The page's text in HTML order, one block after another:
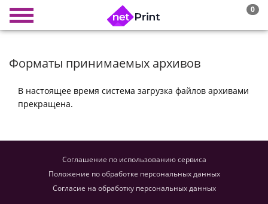
0
Форматы принимаемых архивов
В настоящее время система загрузка файлов архивами
прекращена.
Соглашение по использованию сервиса
Положение по обработке персональных данных
Согласие на обработку персональных данных